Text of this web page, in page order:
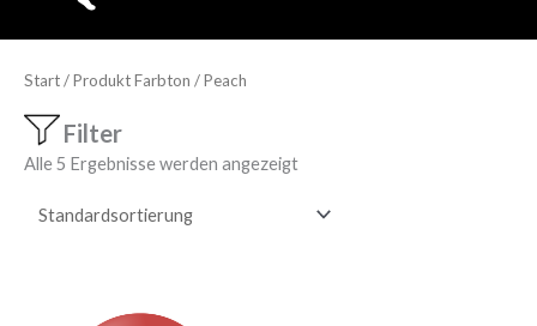
Start/ Produkt Farbton / Peach
Filter
Alle 5 Ergebnisse werden angezeigt